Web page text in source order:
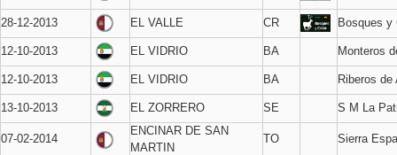
28-12-2013 EL VALLE CR Bosques y
12-10-2013 EL VIDRIO BA Monteros
12-10-2013 EL VIDRIO BA Riberos de
13-10-2013 EL ZORRERO SE S M La
07-02-2014
ENCINAR DE SAN
MARTIN
TO Sierra